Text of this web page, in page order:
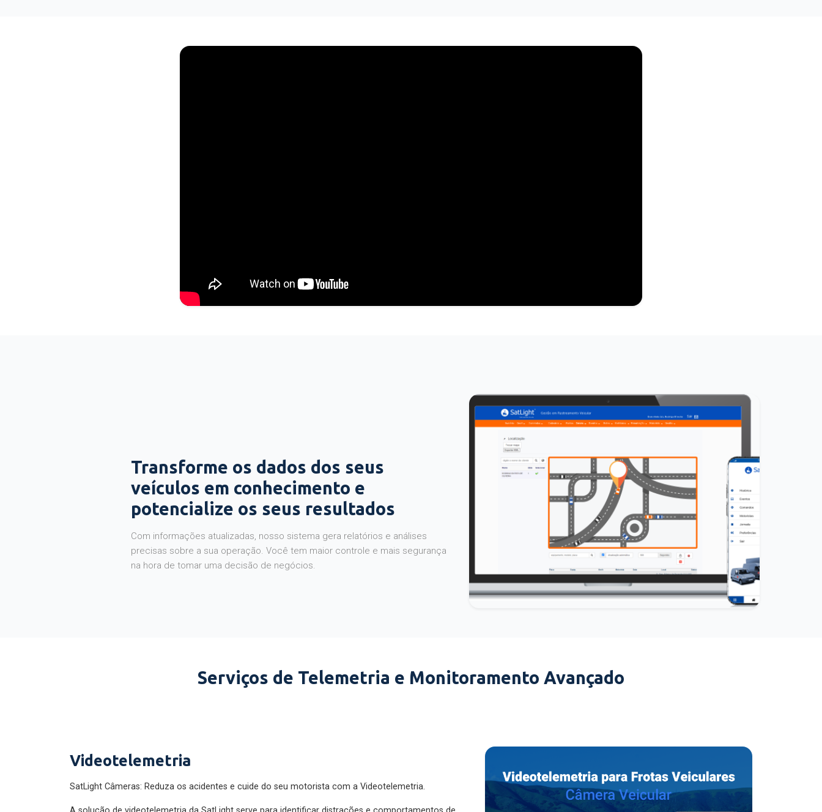
Transforme os dados dos seus
veículos em conhecimento e
potencialize os seus resultados
Com informações atualizadas, nosso sistema gera relatórios e análises
precisas sobre a sua operação. Você tem maior controle e mais segurança
na hora de tomar uma decisão de negócios.
Serviços de Telemetria e Monitoramento Avançado
Videotelemetria
SatLight Câmeras: Reduza os acidentes e cuide do seu motorista com a Videotelemetria.
A solução de videotelemetria da SatLight serve para identificar distrações e comportamentos de